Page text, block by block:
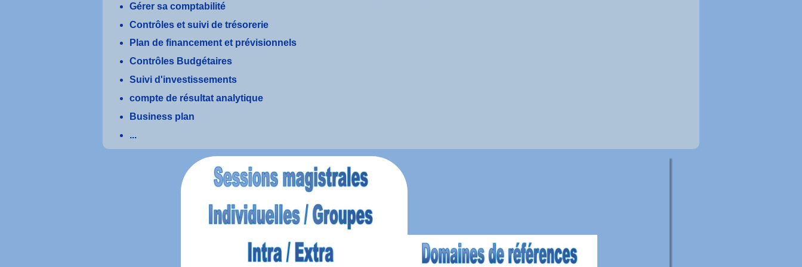
Gérer sa comptabilité
Contrôles et suivi de trésorerie
Plan de financement et prévisionnels
Contrôles Budgétaires
Suivi d'investissements
compte de résultat analytique
Business plan
...